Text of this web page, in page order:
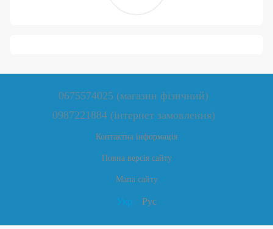
0675574025 (магазин фізичний)
0987221884 (інтернет замовлення)
Контактна інформація
Повна версія сайту
Мапа сайту
Укр Рус